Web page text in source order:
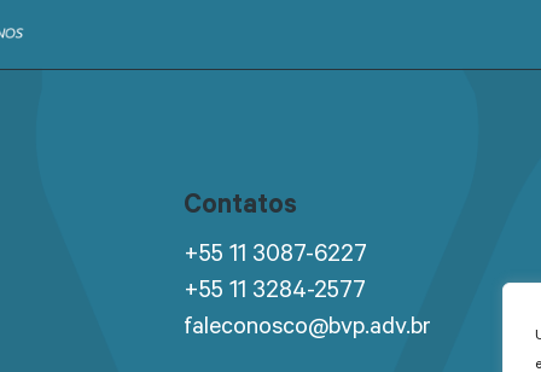
Contatos
+55 11 3087-6227
+55 11 3284-2577
faleconosco@bvp.adv.br